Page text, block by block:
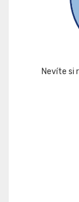
Nevíte si